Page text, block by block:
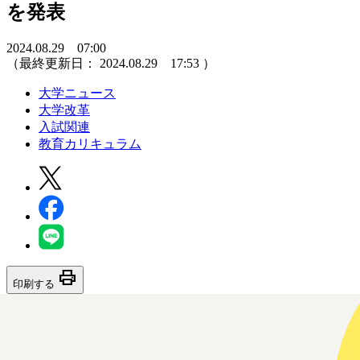
を発表
2024.08.29 07:00
（最終更新日： 2024.08.29 17:53 ）
大学ニュース
大学改革
入試関連
教育カリキュラム
印刷する print